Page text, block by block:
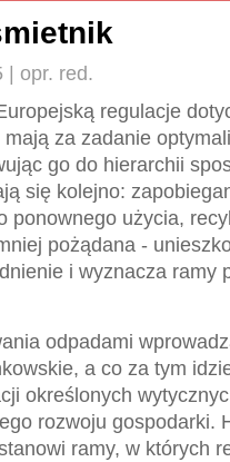
| opr. red.
regulacje
za zadanie
go do hierarchii
się kolejno:
ponownego użycia,
pożądana -
i wyznacza ramy
odpadami
a co za tym
określonych
rozwoju gospodarki.
ramy, w których